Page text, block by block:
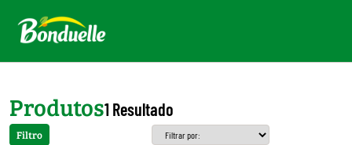
Produtos1 Resultado
Filtro